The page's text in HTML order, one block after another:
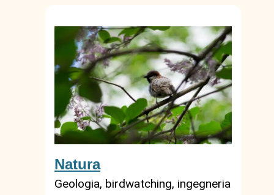
Natura
Geologia, birdwatching, ingegneria